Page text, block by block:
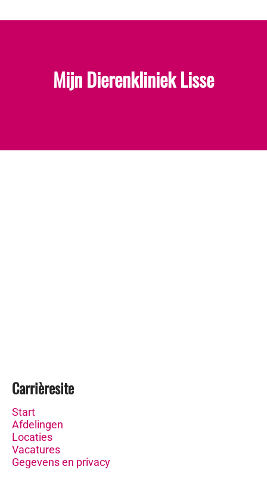
Mijn Dierenkliniek Lisse
Carrièresite
Start
Afdelingen
Locaties
Vacatures
Gegevens en privacy